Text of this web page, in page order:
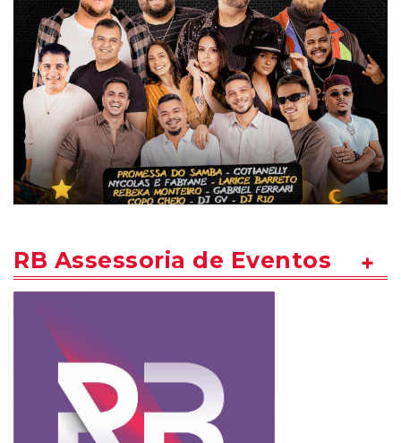
RB Assessoria de Eventos